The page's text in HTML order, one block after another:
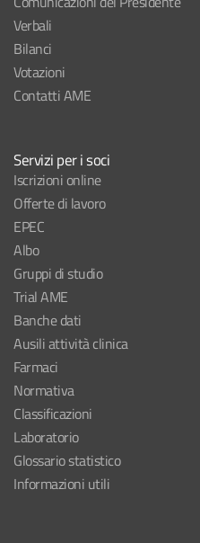
Verbali
Bilanci
Votazioni
Contatti AME
Servizi per i soci
Iscrizioni online
Offerte di lavoro
EPEC
Albo
Gruppi di studio
Trial AME
Banche dati
Ausili attività clinica
Farmaci
Normativa
Classificazioni
Laboratorio
Glossario statistico
Informazioni utili